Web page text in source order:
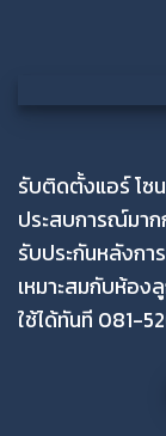
รับติดตั้งแอร์ โซ
ประสบการณ์มาก
รับประกันหลังกา
เหมาะสมกับห้อง
ใช้ได้ทันที 081-